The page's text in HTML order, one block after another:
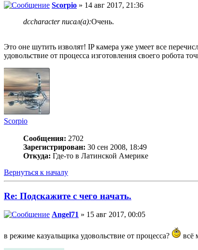
Scorpio » 14 авг 2017, 21:36
dccharacter писал(а):Очень.
Это оне шутить изволят! IP камера уже умеет все
удовольствие от процесса изготовления своего робота
Scorpio
Сообщения: 2702
Зарегистрирован: 30 сен 2008, 18:49
Откуда: Где-то в Латинской Америке
Вернуться к началу
Re: Подскажите с чего начать.
Angel71 » 15 авг 2017, 00:05
в режиме казуальщика удовольствие от процесса? всё